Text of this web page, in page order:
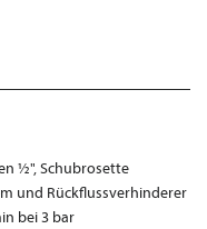
½", Schubrosette
und Rückflussverhinderer
bei 3 bar